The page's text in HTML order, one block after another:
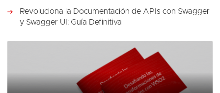
Revoluciona la Documentación de APIs con Swagger
y Swagger UI: Guía Definitiva